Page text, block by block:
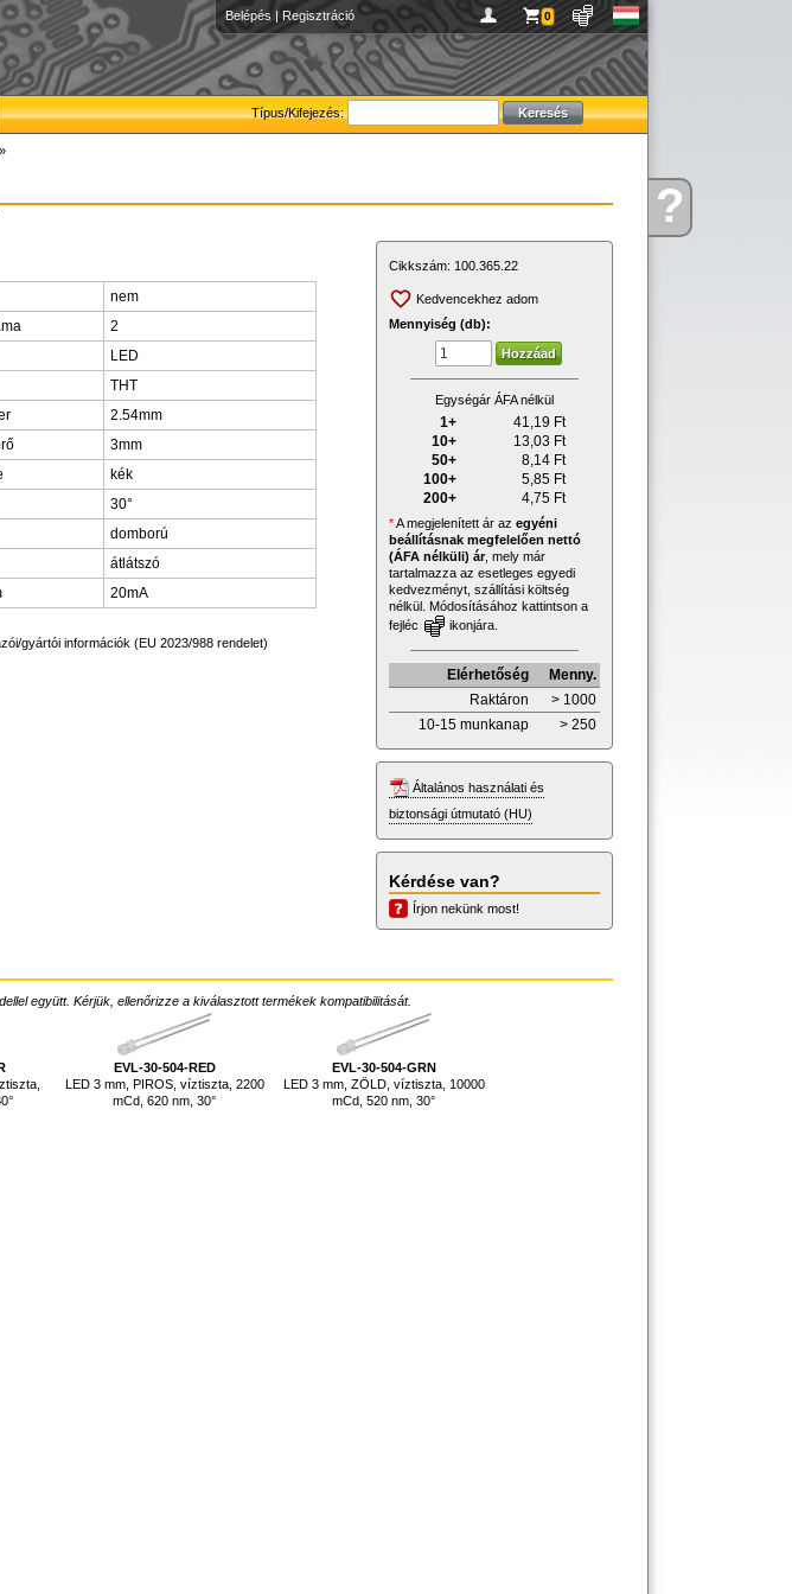
Kérdése?
Belépés | Regisztráció 0
Típus/Kifejezés:
»
nem
2
LED
THT
2.54mm
3mm
kék
30°
domború
átlátszó
20mA
gyártói információk (EU 2023/988 rendelet)
Cikkszám: 100.365.22
Kedvencekhez adom
Mennyiség (db):
Egységár ÁFA nélkül
1+ 41,19 Ft
10+
13,03 Ft
50+
8,14 Ft
100+
5,85 Ft
200+
4,75 Ft
*A megjelenített ár az egyéni
beállításnak megfelelően nettó
(ÁFA nélküli) ár, mely már
tartalmazza az esetleges egyedi
kedvezményt, szállítási költség
nélkül. Módosításához kattintson a
fejléc
ikonjára.
Elérhetőség
Menny.
Raktáron
> 1000
10-15 munkanap
> 250
Általános használati és
biztonsági útmutató (HU)
Kérdése van?
Írjon nekünk most!
együtt. Kérjük, ellenőrizze a kiválasztott termékek kompatibilitását.
EVL-30-504-RED
LED 3 mm, PIROS, víztiszta, 2200
mCd, 620 nm, 30°
EVL-30-504-GRN
LED 3 mm, ZÖLD, víztiszta, 10000
mCd, 520 nm, 30°